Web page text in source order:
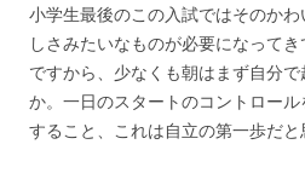
小学生最後のこの入試ではそのか
しさみたいなものが必要になってき
ですから、少なくも朝はまず自分
か。一日のスタートのコントロー
すること、これは自立の第一歩だと